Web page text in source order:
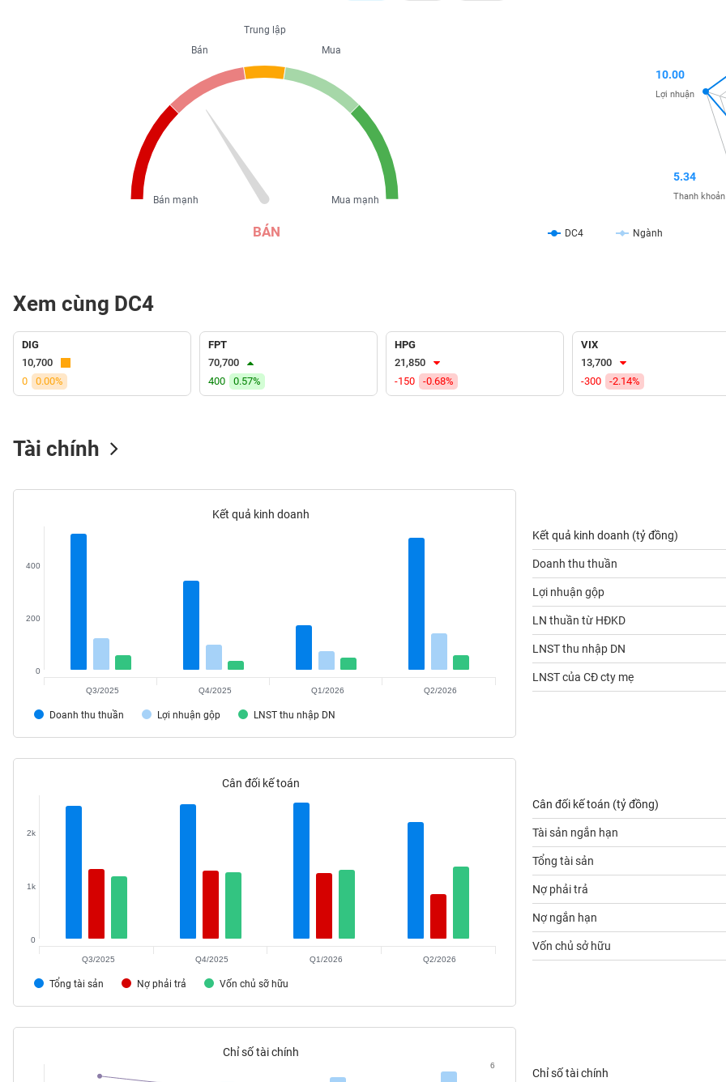
BÁN
Trung lập
Mua
Mua mạnh
Bán
Bán mạnh
DC4 Ngành
5.34
Thanh khoản
10.00
Lợi nhuận
Xem cùng DC4
DIG
10,700
0
0.00%
FPT
70,700
400
0.57%
HPG
21,850
-150
-0.68%
VIX
13,700
-300
-2.14%
Tài chính
Kết quả kinh doanh
Doanh thu thuần Lợi nhuận gộp LNST thu nhập DN
0
200
400
Q3/2025 Q4/2025 Q1/2026 Q2/2026
Kết quả kinh doanh (tỷ đồng)
Doanh thu thuần
Lợi nhuận gộp
LN thuần từ HĐKD
LNST thu nhập DN
LNST của CĐ cty mẹ
Cân đối kế toán
Tổng tài sản Nợ phải trả Vốn chủ sỡ hữu
0
1k
2k
Q3/2025 Q4/2025 Q1/2026 Q2/2026
Cân đối kế toán (tỷ đồng)
Tài sản ngắn hạn
Tổng tài sản
Nợ phải trả
Nợ ngắn hạn
Vốn chủ sở hữu
Chỉ số tài chính
6
Chỉ số tài chính
(-)
VS-
SECTOR
LIỆU
NGHIỆP
TIÊU
KHÔNG
TIÊU
THIẾT